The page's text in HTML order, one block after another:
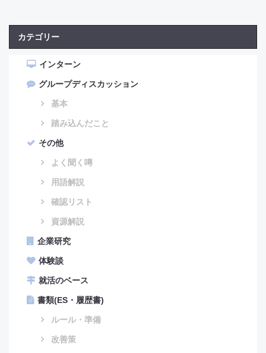
カテゴリー
インターン
グループディスカッション
基本
踏み込んだこと
その他
よく聞く噂
用語解説
確認リスト
資源解説
企業研究
体験談
就活のベース
書類(ES・履歴書)
ルール・準備
改善策